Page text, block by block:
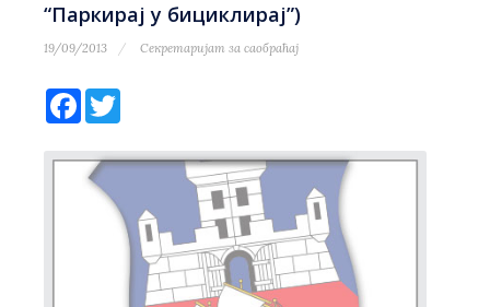
“Паркирај у бициклирај”)
19/09/2013 Секретаријат за саобраћај
Facebook